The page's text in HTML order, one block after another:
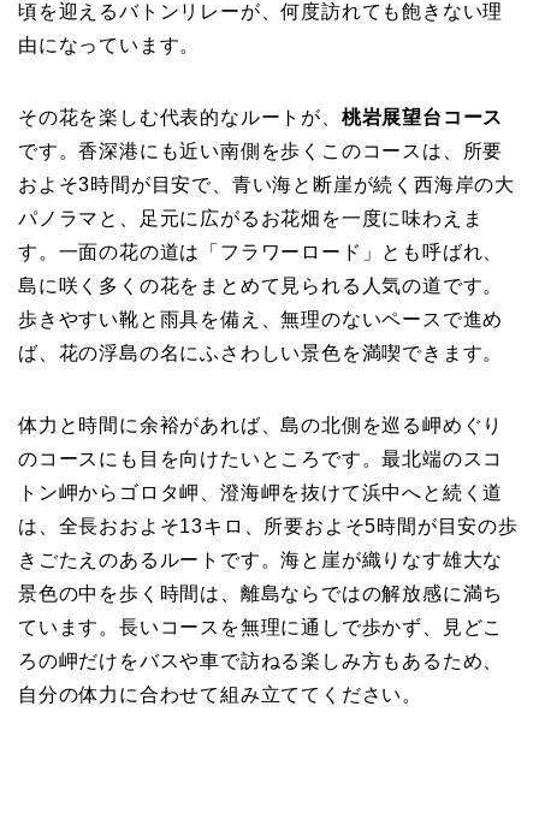
頃を迎えるバトンリレーが、何度訪れても飽きない理
由になっています。
その花を楽しむ代表的なルートが、 桃岩展望台コース
です。香深港にも近い南側を歩くこのコースは、所要
およそ3時間が目安で、青い海と断崖が続く西海岸の大
パノラマと、足元に広がるお花畑を一度に味わえま
す。一面の花の道は「フラワーロード」とも呼ばれ、
島に咲く多くの花をまとめて見られる人気の道です。
歩きやすい靴と雨具を備え、無理のないペースで進め
ば、花の浮島の名にふさわしい景色を満喫できます。
体力と時間に余裕があれば、島の北側を巡る岬めぐり
のコースにも目を向けたいところです。最北端のスコ
トン岬からゴロタ岬、澄海岬を抜けて浜中へと続く道
は、全長おおよそ13キロ、所要およそ5時間が目安の歩
きごたえのあるルートです。海と崖が織りなす雄大な
景色の中を歩く時間は、離島ならではの解放感に満ち
ています。長いコースを無理に通しで歩かず、見どこ
ろの岬だけをバスや車で訪ねる楽しみ方もあるため、
自分の体力に合わせて組み立ててください。